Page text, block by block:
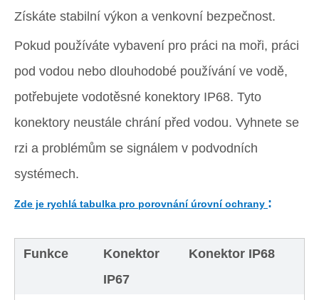
Získáte stabilní výkon a venkovní bezpečnost.
Pokud používáte vybavení pro práci na moři, práci
pod vodou nebo dlouhodobé používání ve vodě,
potřebujete vodotěsné konektory IP68. Tyto
konektory neustále chrání před vodou. Vyhnete se
rzi a problémům se signálem v podvodních
systémech.
Zde je rychlá tabulka pro porovnání úrovní ochrany :
Funkce
Konektor
IP67
Konektor IP68